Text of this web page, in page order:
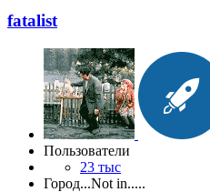
fatalist
Пользователи
23 тыс
Город...Not in.....